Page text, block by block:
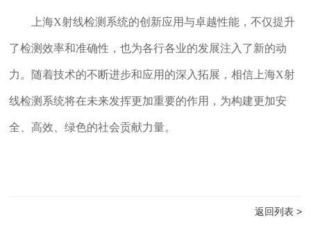
上海X射线检测系统的创新应用与卓越性能，不仅提升
了检测效率和准确性，也为各行各业的发展注入了新的动
力。随着技术的不断进步和应用的深入拓展，相信上海X射
线检测系统将在未来发挥更加重要的作用，为构建更加安
全、高效、绿色的社会贡献力量。
返回列表 >